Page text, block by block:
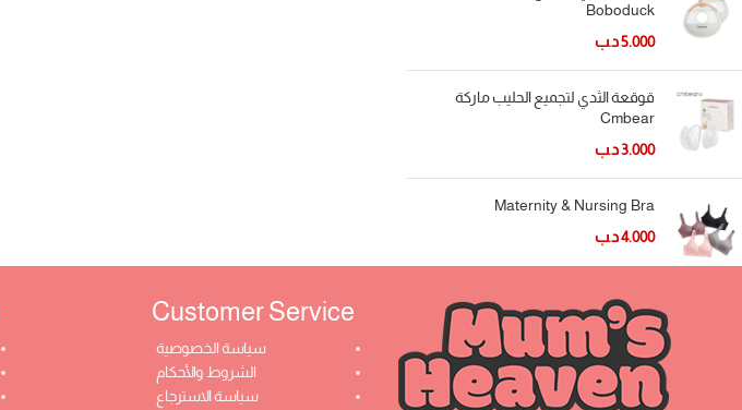
Boboduck
5.000د.ب
قوقعة الثدي لتجميع الحليب ماركة
Cmbear
3.000د.ب
Maternity & Nursing Bra
4.000د.ب
Customer Service ​
سياسة الخصوصية
الشروط والأحكام
سياسة الاسترجاع